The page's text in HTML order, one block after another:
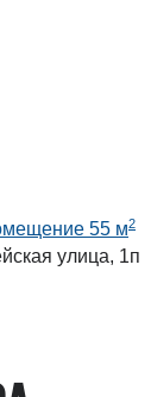
55 м2
улица, 1п